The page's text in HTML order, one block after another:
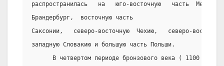
распространилась   на   юго-восточную   часть
Брандербург,  восточную часть
Саксонии,   северо-восточную  Чехию,   северо-
западную Словакию и большую часть Польши.
В четвертом периоде бронзового века ( 1100 -